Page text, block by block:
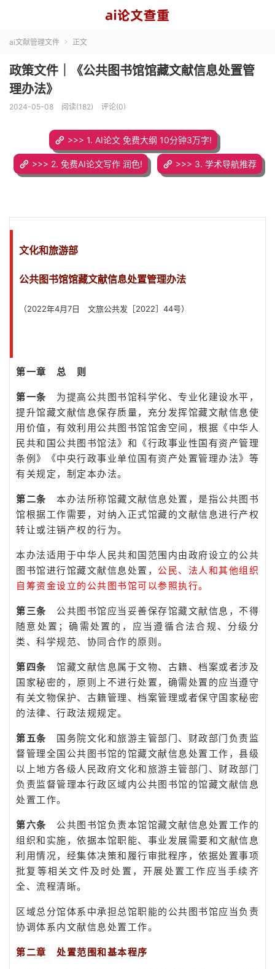
ai文献管理文件  正文
政策文件｜《公共图书馆馆藏文献信息处置管
理办法》
2024-05-08 阅读(182) 评论(0)
>>> 1. AI论文 免费大纲 10分钟3万字!
>>> 2. 免费AI论文写作 润色! >>> 3. 学术导航推荐
文化和旅游部
公共图书馆馆藏文献信息处置管理办法
（2022年4月7日 文旅公共发［2022］44号）
第一章 总 则
第一条 为提高公共图书馆科学化、专业化建设水平，
提升馆藏文献信息保存质量，充分发挥馆藏文献信息使
用价值，有效利用公共图书馆馆舍空间，根据《中华人
民共和国公共图书馆法》和《行政事业性国有资产管理
条例》《中央行政事业单位国有资产处置管理办法》等
有关规定，制定本办法。
第二条 本办法所称馆藏文献信息处置，是指公共图书
馆根据工作需要，对纳入正式馆藏的文献信息进行产权
转让或注销产权的行为。
本办法适用于中华人民共和国范围内由政府设立的公共
图书馆进行馆藏文献信息处置， 公民、法人和其他组织
自筹资金设立的公共图书馆可以参照执行。
第三条 公共图书馆应当妥善保存馆藏文献信息，不得
随意处置；确需处置的，应当遵循合法合规、分级分
类、科学规范、协同合作的原则。
第四条 馆藏文献信息属于文物、古籍、档案或者涉及
国家秘密的，原则上不进行处置，确需处置的应当遵守
有关文物保护、古籍管理、档案管理或者保守国家秘密
的法律、行政法规规定。
第五条 国务院文化和旅游主管部门、财政部门负责监
督管理全国公共图书馆的馆藏文献信息处置工作，县级
以上地方各级人民政府文化和旅游主管部门、财政部门
负责监督管理本行政区域内公共图书馆的馆藏文献信息
处置工作。
第六条 公共图书馆负责本馆馆藏文献信息处置工作的
组织和实施，依据本馆职能、事业发展需要和文献信息
利用情况，经集体决策和履行审批程序，依据处置事项
批复等相关文件及时处置，开展处置工作应当手续齐
全、流程清晰。
区域总分馆体系中承担总馆职能的公共图书馆应当负责
协调体系内文献信息处置工作。
第二章 处置范围和基本程序